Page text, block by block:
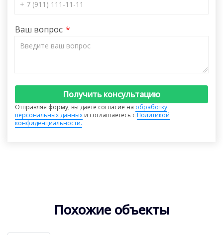
Ваш вопрос:
Получить консультацию
Отправляя форму, вы даете согласие на обработку
персональных данных и соглашаетесь сПолитикой
конфиденциальности.
Похожие объекты